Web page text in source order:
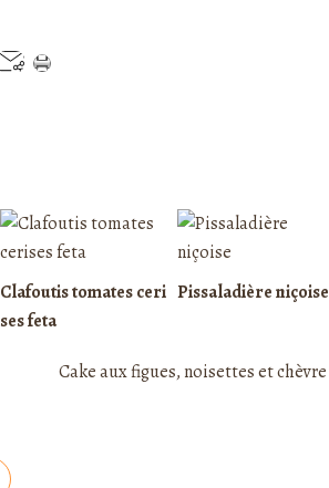
Clafoutis tomates ceri
ses feta
Pissaladière niçoise
Cake aux figues, noisettes et chèvre